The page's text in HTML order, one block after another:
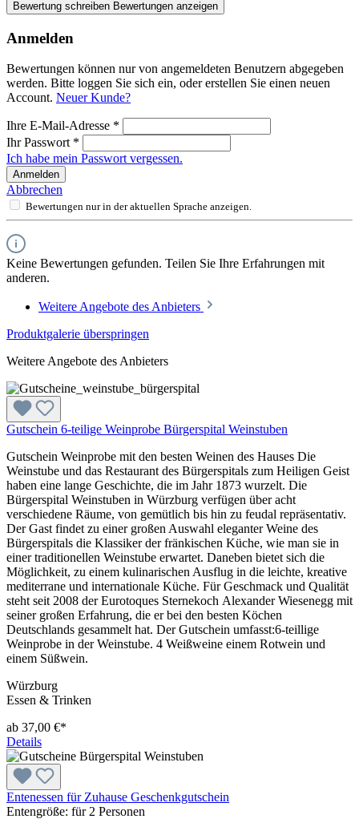
Bewertung schreiben Bewertungen anzeigen
Anmelden
Bewertungen können nur von angemeldeten Benutzern abgegeben
werden. Bitte loggen Sie sich ein, oder erstellen Sie einen neuen
Account. Neuer Kunde?
Ihre E-Mail-Adresse *
Ihr Passwort *
Ich habe mein Passwort vergessen.
Anmelden
Abbrechen
Bewertungen nur in der aktuellen Sprache anzeigen.
Keine Bewertungen gefunden. Teilen Sie Ihre Erfahrungen mit
anderen.
Weitere Angebote des Anbieters
Produktgalerie überspringen
Weitere Angebote des Anbieters
Gutschein 6-teilige Weinprobe Bürgerspital Weinstuben
Gutschein Weinprobe mit den besten Weinen des Hauses Die
Weinstube und das Restaurant des Bürgerspitals zum Heiligen Geist
haben eine lange Geschichte, die im Jahr 1873 wurzelt. Die
Bürgerspital Weinstuben in Würzburg verfügen über acht
verschiedene Räume, von gemütlich bis hin zu feudal repräsentativ.
Der Gast findet zu einer großen Auswahl eleganter Weine des
Bürgerspitals die Klassiker der fränkischen Küche, wie man sie in
einer traditionellen Weinstube erwartet. Daneben bietet sich die
Möglichkeit, zu einem kulinarischen Ausflug in die leichte, kreative
mediterrane und internationale Küche. Für Geschmack und Qualität
steht seit 2008 der Eurotoques Sternekoch Alexander Wiesenegg mit
seiner großen Erfahrung, die er bei den besten Köchen
Deutschlands gesammelt hat. Der Gutschein umfasst:6-teillige
Weinprobe in der Weinstube. 4 Weißweine einem Rotwein und
einem Süßwein.
Würzburg
Essen & Trinken
ab 37,00 €*
Details
Entenessen für Zuhause Geschenkgutschein
Entengröße: für 2 Personen